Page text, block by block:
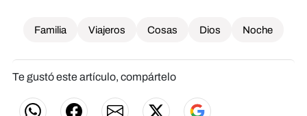
Familia Viajeros Cosas Dios Noche
Te gustó este artículo, compártelo